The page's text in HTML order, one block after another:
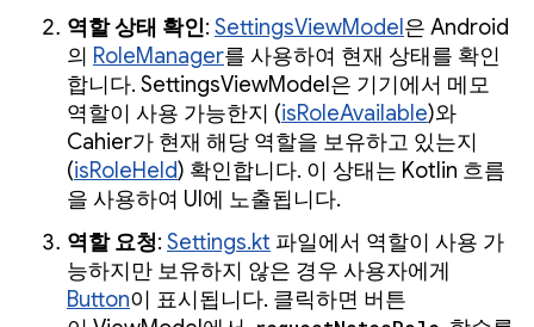
역할 상태 확인: SettingsViewModel 은 Android
의 RoleManager를 사용하여 현재 상태를 확인
합니다. SettingsViewModel은 기기에서 메모
역할이 사용 가능한지 (isRoleAvailable)와
Cahier가 현재 해당 역할을 보유하고 있는지
(isRoleHeld) 확인합니다. 이 상태는 Kotlin 흐름
을 사용하여 UI에 노출됩니다.
역할 요청: Settings.kt 파일에서 역할이 사용 가
능하지만 보유하지 않은 경우 사용자에게
Button이 표시됩니다. 클릭하면 버튼